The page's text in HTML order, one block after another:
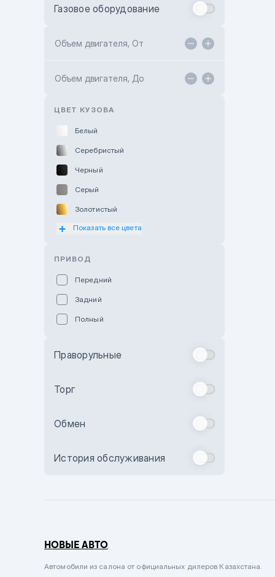
Toyota Kokshetau
Hyundai ShymCity
Газовое оборудование
Объем двигателя, От
Объем двигателя, До
ЦВЕТ КУЗОВА
Белый
Серебристый
Черный
Серый
Золотистый
Оранжевый
Бежевый
Комбинированный
Сиреневый металлик
Показать все цвета
ПРИВОД
Передний
Задний
Полный
Праворульные
Торг
Обмен
История обслуживания
НОВЫЕ АВТО
Автомобили из салона от официальных дилеров Казахстана.